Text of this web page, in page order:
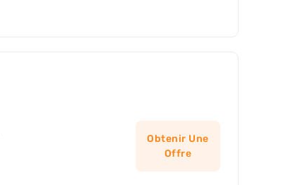
Obtenir Une
Offre